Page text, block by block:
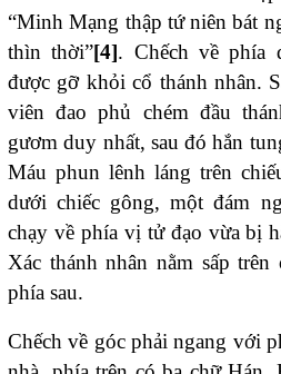
“Minh Mạng thập tứ niên bát
thìn thời”[4]. Chếch về phía
được gỡ khỏi cổ thánh nhân.
viên đao phủ chém đầu
gươm duy nhất, sau đó hắn
Máu phun lênh láng trên
dưới chiếc gông, một đám
chạy về phía vị tử đạo vừa bị
Xác thánh nhân nằm sấp
phía sau.
Chếch về góc phải ngang với